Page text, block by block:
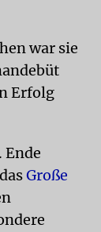
war sie
Erfolg
. Ende
Große